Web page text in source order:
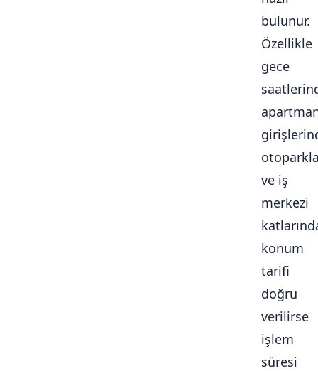
bulunur.
Özellikle
gece
ve iş
merkezi
konum
tarifi
doğru
verilirse
işlem
süresi